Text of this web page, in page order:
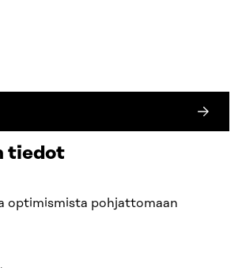
tiedot
optimismista pohjattomaan